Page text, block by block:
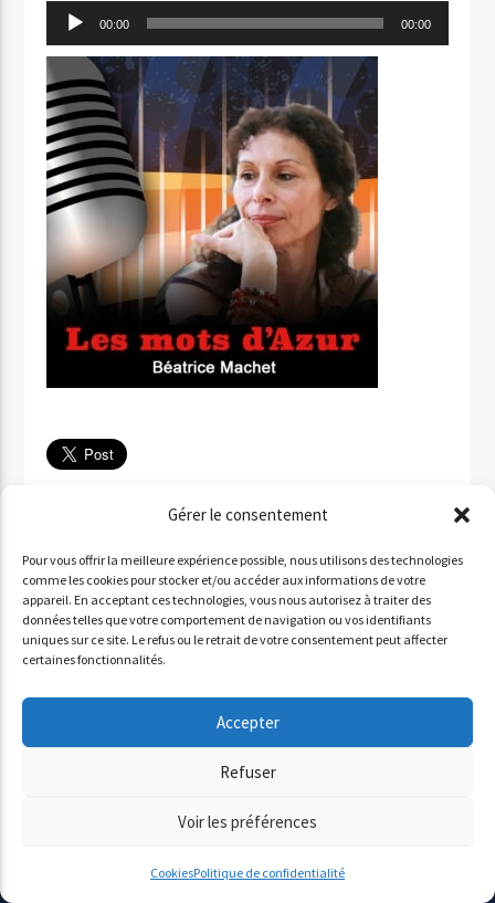
Gérer le consentement
Pour vous offrir la meilleure expérience possible, nous utilisons des technologies
comme les cookies pour stocker et/ou accéder aux informations de votre
appareil. En acceptant ces technologies, vous nous autorisez à traiter des
données telles que votre comportement de navigation ou vos identifiants
uniques sur ce site. Le refus ou le retrait de votre consentement peut affecter
certaines fonctionnalités.
Accepter
Refuser
Voir les préférences
CookiesPolitique de confidentialité
Lecteur 00:00 00:00
Partager sur WhatsApp
Partager par SMS
INVITÉ : ALDO QURESHI